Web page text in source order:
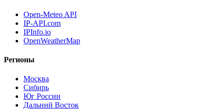
Open-Meteo API
IP-API.com
IPInfo.io
OpenWeatherMap
Регионы
Москва
Сибирь
Юг России
Дальний Восток